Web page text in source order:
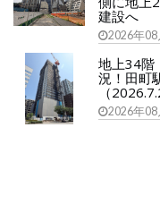
建設へ
2026年08
地上34階
況！田町
（
2026年08